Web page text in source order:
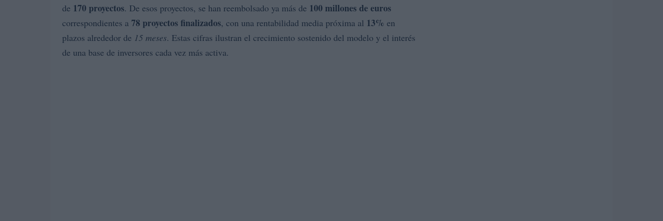
de 170 proyectos. De esos proyectos, se han reembolsado ya más de 100 millones de euros
correspondientes a 78 proyectos finalizados, con una rentabilidad media próxima al 13% en
plazos alrededor de 15 meses. Estas cifras ilustran el crecimiento sostenido del modelo y el interés
de una base de inversores cada vez más activa.